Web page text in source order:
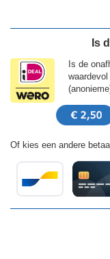
Is
Is de
Of kies een andere